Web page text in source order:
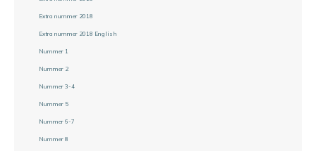
Extra nummer 2018
Extra nummer 2018 English
Nummer 1
Nummer 2
Nummer 3-4
Nummer 5
Nummer 6-7
Nummer 8